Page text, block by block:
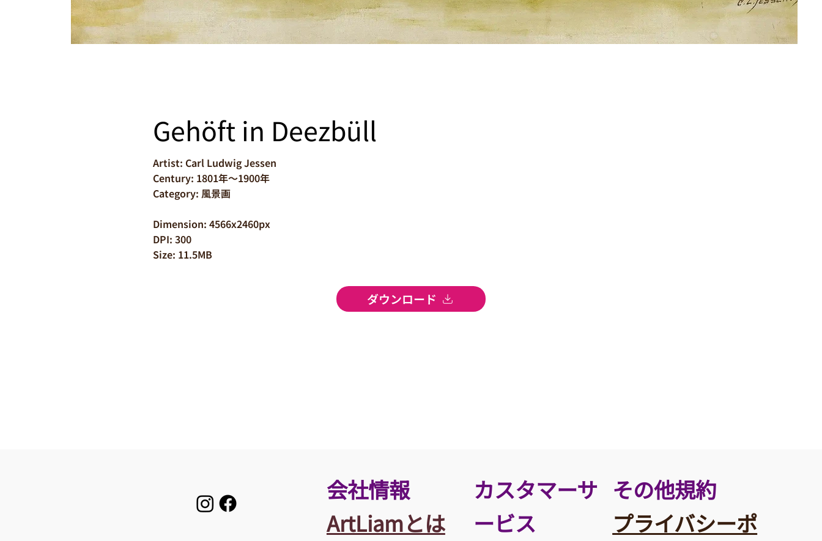
Gehöft in Deezbüll
Artist: Carl Ludwig Jessen
Century: 1801年～1900年
Category: 風景画
Dimension: 4566x2460px
DPI: 300
Size: 11.5MB
ダウンロード
​会社情報
ArtLiamとは
カスタマーサ
ービス
その他規約
プライバシーポ